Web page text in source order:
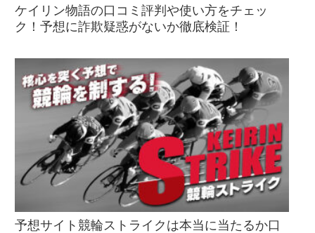
ケイリン物語の口コミ評判や使い方をチェッ
ク！予想に詐欺疑惑がないか徹底検証！
予想サイト競輪ストライクは本当に当たるか口